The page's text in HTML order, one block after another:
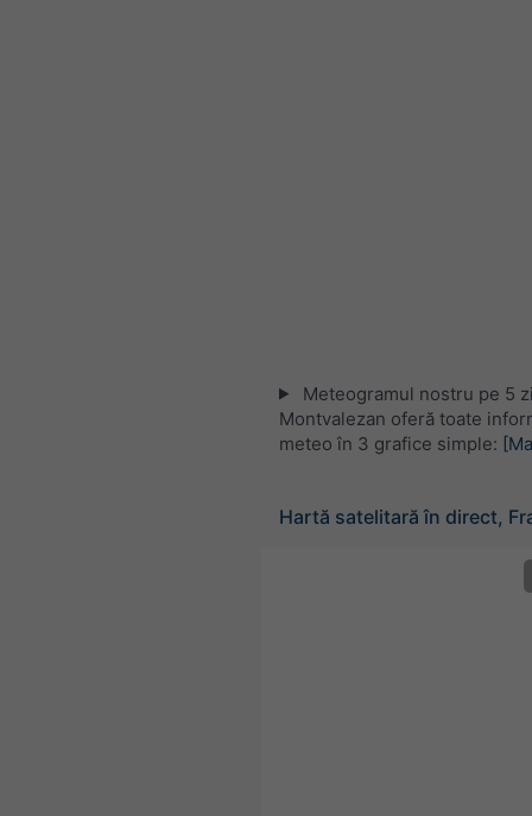
Meteogramul nostru pe 5
Montvalezan oferă toate
meteo în 3 grafice simple:
Hartă satelitară în direct,